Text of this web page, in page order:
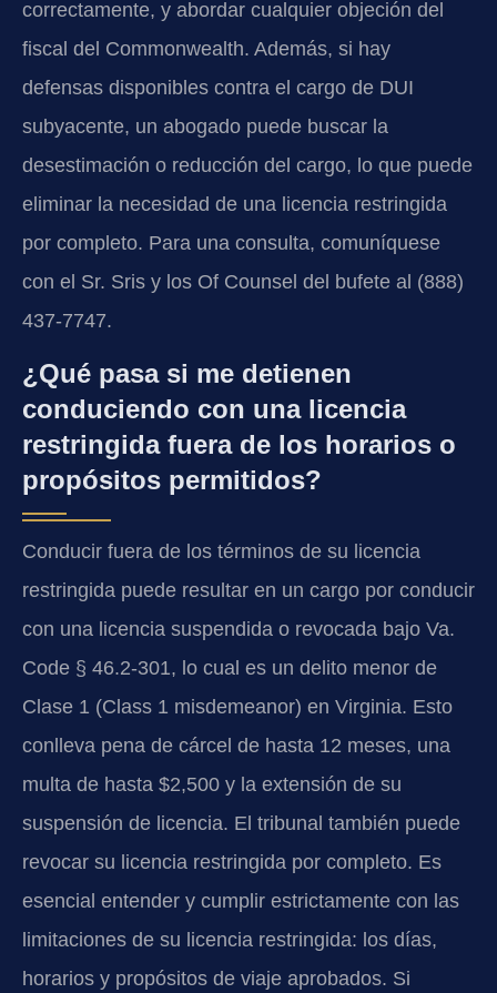
correctamente, y abordar cualquier objeción del
fiscal del Commonwealth. Además, si hay
defensas disponibles contra el cargo de DUI
subyacente, un abogado puede buscar la
desestimación o reducción del cargo, lo que puede
eliminar la necesidad de una licencia restringida
por completo. Para una consulta, comuníquese
con el Sr. Sris y los Of Counsel del bufete al (888)
437-7747.
¿Qué pasa si me detienen
conduciendo con una licencia
restringida fuera de los horarios o
propósitos permitidos?
Conducir fuera de los términos de su licencia
restringida puede resultar en un cargo por conducir
con una licencia suspendida o revocada bajo Va.
Code § 46.2-301, lo cual es un delito menor de
Clase 1 (Class 1 misdemeanor) en Virginia. Esto
conlleva pena de cárcel de hasta 12 meses, una
multa de hasta $2,500 y la extensión de su
suspensión de licencia. El tribunal también puede
revocar su licencia restringida por completo. Es
esencial entender y cumplir estrictamente con las
limitaciones de su licencia restringida: los días,
horarios y propósitos de viaje aprobados. Si